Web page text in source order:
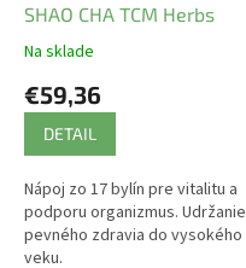
SHAO CHA TCM Herbs
Na sklade
€59,36
DETAIL
Nápoj zo 17 bylín pre vitalitu a
podporu organizmus. Udržanie
pevného zdravia do vysokého
veku.